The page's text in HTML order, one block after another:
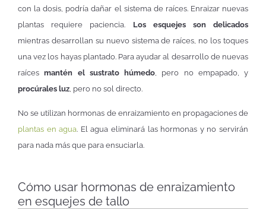
con la dosis, podría dañar el sistema de raíces. Enraizar nuevas
plantas requiere paciencia. Los esquejes son delicados
mientras desarrollan su nuevo sistema de raíces, no los toques
una vez los hayas plantado. Para ayudar al desarrollo de nuevas
raícesmantén el sustrato húmedo, pero no empapado, y
procúrales luz, pero no sol directo.
No se utilizan hormonas de enraizamiento en propagaciones de
plantas en agua. El agua eliminará las hormonas y no servirán
para nada más que para ensuciarla.
Cómo usar hormonas de enraizamiento
en esquejes de tallo